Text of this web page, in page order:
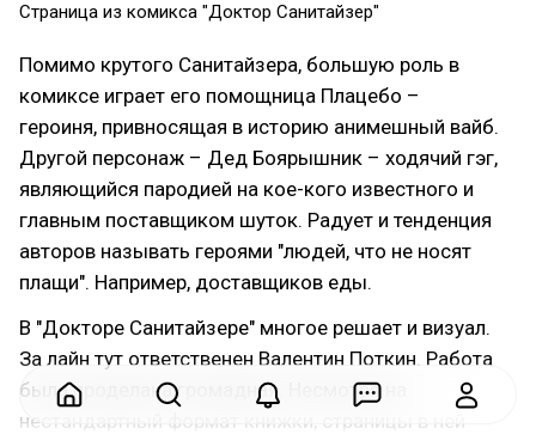
Страница из комикса "Доктор Санитайзер"
Помимо крутого Санитайзера, большую роль в
комиксе играет его помощница Плацебо –
героиня, привносящая в историю анимешный вайб.
Другой персонаж – Дед Боярышник – ходячий гэг,
являющийся пародией на кое-кого известного и
главным поставщиком шуток. Радует и тенденция
авторов называть героями "людей, что не носят
плащи". Например, доставщиков еды.
В "Докторе Санитайзере" многое решает и визуал.
За лайн тут ответственен Валентин Поткин. Работа
была проделана громадная. Несмотря на
нестандартный формат книжки, страницы в ней